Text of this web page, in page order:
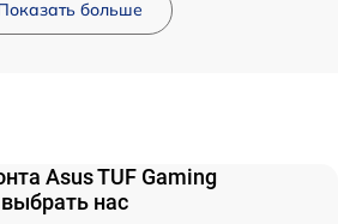
больше
Asus TUF Gaming
нас